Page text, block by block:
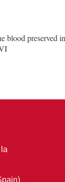
blood preserved